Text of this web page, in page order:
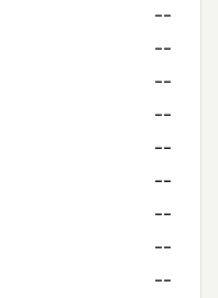
--
--
--
--
--
--
--
--
--